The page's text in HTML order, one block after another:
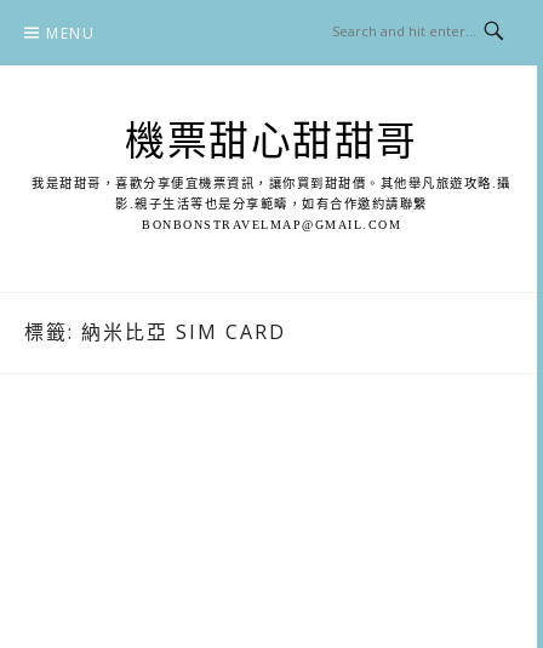
content
MENU
機票甜心甜甜哥
我是甜甜哥，喜歡分享便宜機票資訊，讓你買到甜甜價。其他舉凡旅遊攻略.攝
影.親子生活等也是分享範疇，如有合作邀約請聯繫
BONBONSTRAVELMAP@GMAIL.COM
標籤: 納米比亞 SIM CARD